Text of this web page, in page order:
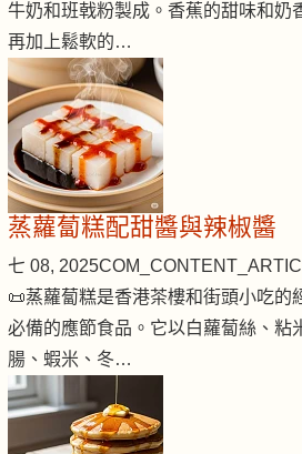
牛奶和班戟粉製成。香蕉的甜味和奶
再加上鬆軟的…
蒸蘿蔔糕配甜醬與辣椒醬
七 08, 2025
📜蒸蘿蔔糕是香港茶樓和街頭小吃的
必備的應節食品。它以白蘿蔔絲、粘
腸、蝦米、冬…